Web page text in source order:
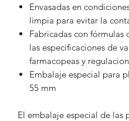
Envasadas en
limpia para evitar la
Fabricadas con fórmulas
las especificaciones de
farmacopeas y
Embalaje especial para
55 mm
El embalaje especial de las